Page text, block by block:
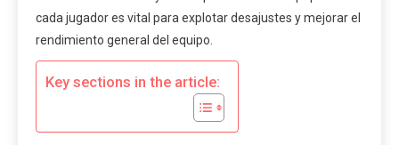
cada jugador es vital para explotar desajustes y mejorar el
rendimiento general del equipo.
Key sections in the article: